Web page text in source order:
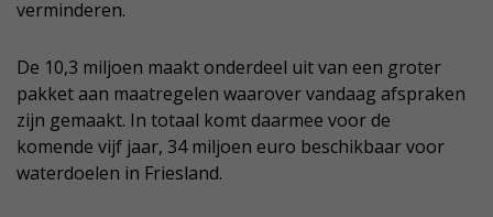
verminderen.
De 10,3 miljoen maakt onderdeel uit van een groter
pakket aan maatregelen waarover vandaag afspraken
zijn gemaakt. In totaal komt daarmee voor de
komende vijf jaar, 34 miljoen euro beschikbaar voor
waterdoelen in Friesland.